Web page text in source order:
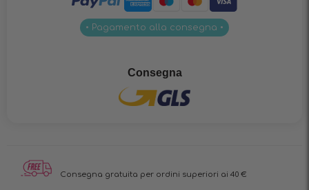
• Pagamento alla consegna •
Consegna
Consegna gratuita per ordini superiori ai 40 €